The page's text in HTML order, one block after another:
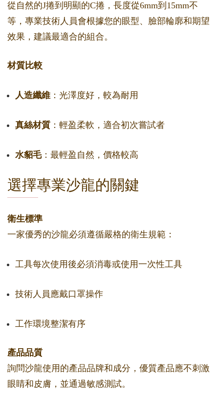
從自然的J捲到明顯的C捲，長度從6mm到15mm不
等，專業技術人員會根據您的眼型、臉部輪廓和期望
效果，建議最適合的組合。
材質比較
人造纖維 ：光澤度好，較為耐用
真絲材質 ：輕盈柔軟，適合初次嘗試者
水貂毛：最輕盈自然，價格較高
選擇專業沙龍的關鍵
衛生標準
一家優秀的沙龍必須遵循嚴格的衛生規範：
工具每次使用後必須消毒或使用一次性工具
技術人員應戴口罩操作
工作環境整潔有序
產品品質
詢問沙龍使用的產品品牌和成分，優質產品應不刺激
眼睛和皮膚，並通過敏感測試。